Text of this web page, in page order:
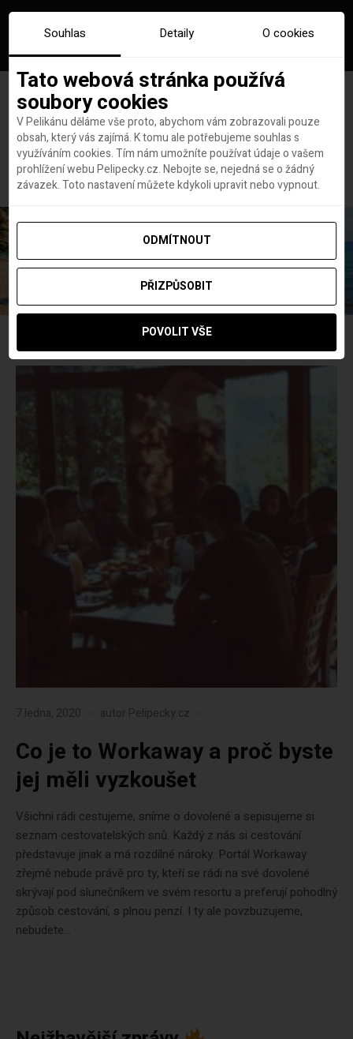
Hlavní stránka portál workaway
Štítek:portál workaway
7 ledna, 2020 autor Pelipecky.cz
Co je to Workaway a proč byste
jej měli vyzkoušet
Všichni rádi cestujeme, sníme o dovolené a sepisujeme si
seznam cestovatelských snů. Každý z nás si cestování
představuje jinak a má rozdílné nároky. Portál Workaway
zřejmě nebude právě pro ty, kteří se rádi na své dovolené
skrývají pod slunečníkem ve svém resortu a preferují pohodlný
způsob cestování, s plnou penzí. I ty ale povzbuzujeme,
nebudete...
Souhlas Detaily O cookies
Tato webová stránka používá
soubory cookies
V Pelikánu děláme vše proto, abychom vám zobrazovali pouze
obsah, který vás zajímá. K tomu ale potřebujeme souhlas s
využíváním cookies. Tím nám umožníte používat údaje o vašem
prohlížení webu Pelipecky.cz. Nebojte se, nejedná se o žádný
závazek. Toto nastavení můžete kdykoli upravit nebo vypnout.
ODMÍTNOUT
PŘIZPŮSOBIT
POVOLIT VŠE